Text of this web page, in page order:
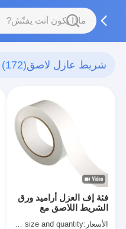
شريط عازل لاصق(172)
فئة إف العزل أراميد ورق
الشريط اللاصق مع
خيارات نموذج متعددة
الأسعار:quoted as per size and quantity